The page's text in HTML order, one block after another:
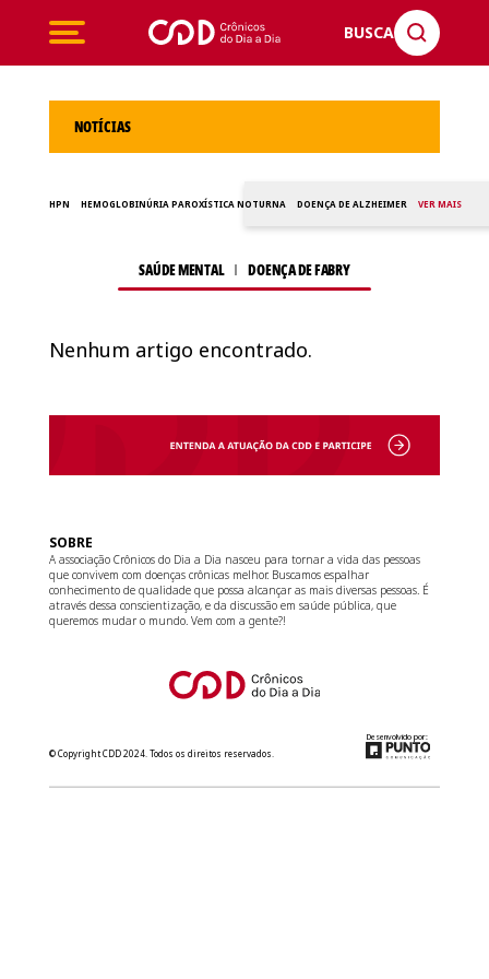
BUSCA
NOTÍCIAS
HPN HEMOGLOBINÚRIA PAROXÍSTICA NOTURNA DOENÇA DE ALZHEIMER VER MAIS
SAÚDE MENTAL DOENÇA DE FABRY
Nenhum artigo encontrado.
SOBRE
A associação Crônicos do Dia a Dia nasceu para tornar a vida das pessoas
que convivem com doenças crônicas melhor. Buscamos espalhar
conhecimento de qualidade que possa alcançar as mais diversas pessoas. É
através dessa conscientização, e da discussão em saúde pública, que
queremos mudar o mundo. Vem com a gente?!
© Copyright CDD 2024. Todos os direitos reservados.
Desenvolvido por: